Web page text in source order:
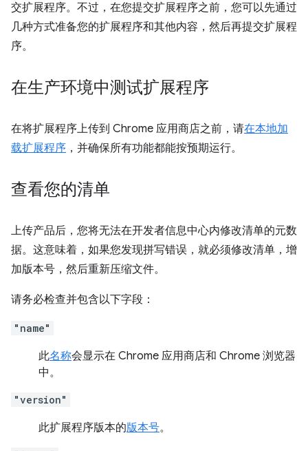
交扩展程序。不过，在您提交扩展程序之前，您可以先通过
几种方式准备您的扩展程序和其他内容，然后再提交扩展程
序。
在生产环境中测试扩展程序
在将扩展程序上传到 Chrome 应用商店之前，请在本地加
载扩展程序 ，并确保所有功能都能按预期运行。
查看您的清单
上传产品后，您将无法在开发者信息中心内修改清单的元数
据。这意味着，如果您发现拼写错误，就必须修改清单，增
加版本号，然后重新压缩文件。
请务必检查并包含以下字段：
"name"
此名称会显示在 Chrome 应用商店和 Chrome 浏览器
中。
"version"
此扩展程序版本的版本号。